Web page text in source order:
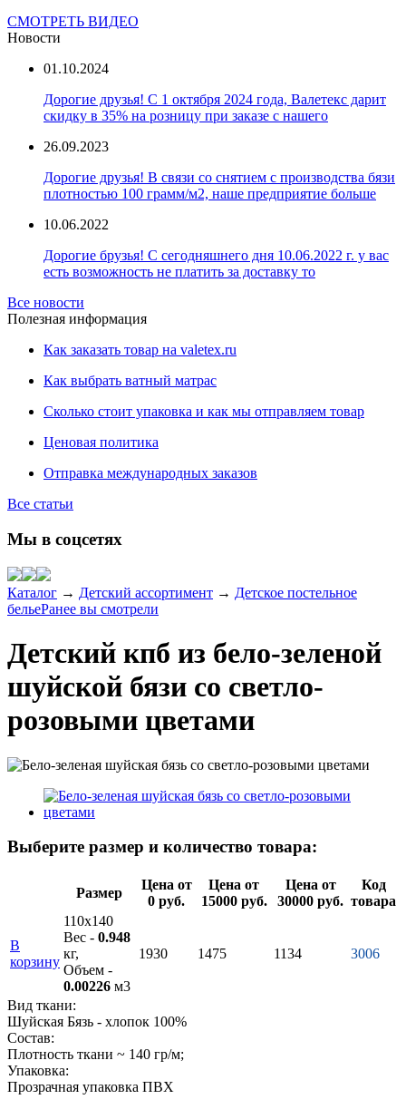
СМОТРЕТЬ ВИДЕО
Новости
01.10.2024
Дорогие друзья! С 1 октября 2024 года, Валетекс дарит
скидку в 35% на розницу при заказе с нашего
26.09.2023
Дорогие друзья! В связи со снятием с производства бязи
плотностью 100 грамм/м2, наше предприятие больше
10.06.2022
Дорогие брузья! С сегодняшнего дня 10.06.2022 г. у вас
есть возможность не платить за доставку то
Все новости
Полезная информация
Как заказать товар на valetex.ru
Как выбрать ватный матрас
Сколько стоит упаковка и как мы отправляем товар
Ценовая политика
Отправка международных заказов
Все статьи
Мы в соцсетях
Каталог → Детский ассортимент → Детское постельное
бельеРанее вы смотрели
Детский кпб из бело-зеленой
шуйской бязи со светло-
розовыми цветами
Выберите размер и количество товара:
Размер
Цена от
0 руб.
Цена от
15000 руб.
Цена от
30000 руб.
Код
товара
В
корзину
110х140
Вес - 0.948
кг,
Объем -
0.00226 м3
1930 1475 1134 3006
Вид ткани:
Шуйская Бязь - хлопок 100%
Состав:
Плотность ткани ~ 140 гр/м;
Упаковка:
Прозрачная упаковка ПВХ